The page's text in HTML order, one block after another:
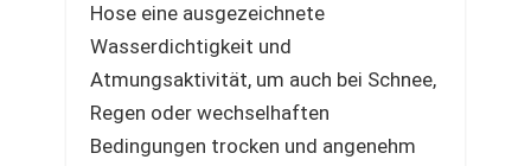
Hose eine ausgezeichnete
Wasserdichtigkeit und
Atmungsaktivität, um auch bei Schnee,
Regen oder wechselhaften
Bedingungen trocken und angenehm